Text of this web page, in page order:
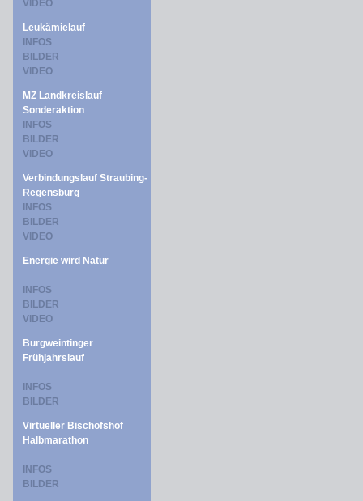
VIDEO
Leukämielauf
INFOS
BILDER
VIDEO
MZ Landkreislauf
Sonderaktion
INFOS
BILDER
VIDEO
Verbindungslauf Straubing-
Regensburg
INFOS
BILDER
VIDEO
Energie wird Natur
INFOS
BILDER
VIDEO
Burgweintinger
Frühjahrslauf
INFOS
BILDER
Virtueller Bischofshof
Halbmarathon
INFOS
BILDER